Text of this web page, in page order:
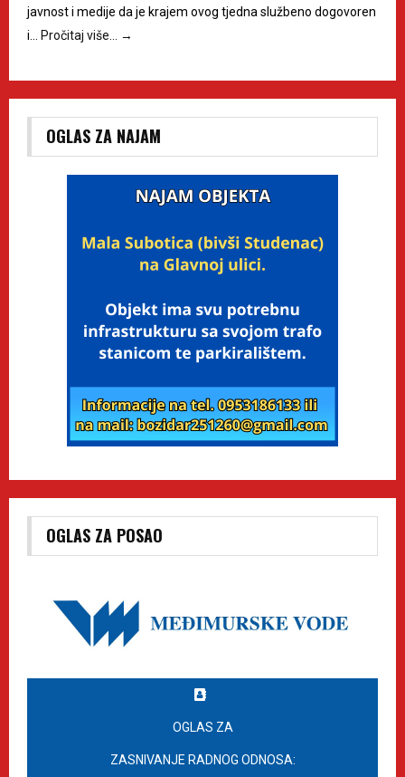
javnost i medije da je krajem ovog tjedna službeno dogovoren
i…
Pročitaj više… →
OGLAS ZA NAJAM
OGLAS ZA POSAO
OGLAS ZA
ZASNIVANJE RADNOG ODNOSA: